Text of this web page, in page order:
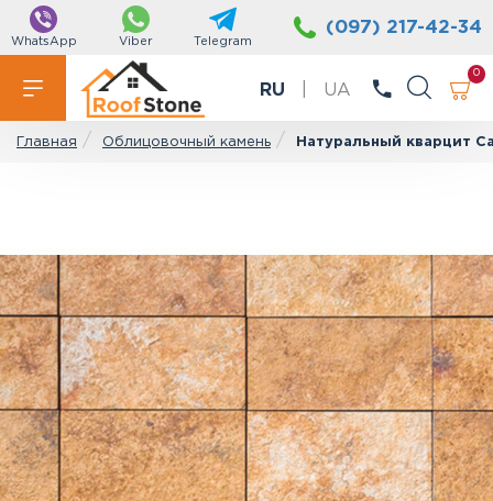
WhatsApp Viber Telegram
(097) 217-42-34
RU UA
0
Главная Облицовочный камень Натуральный кварцит